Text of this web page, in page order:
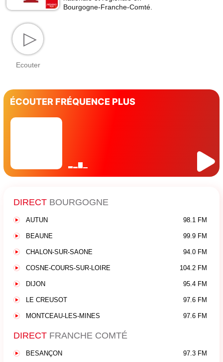
Bourgogne-Franche-Comté.
▷
Ecouter
ÉCOUTER FRÉQUENCE PLUS
DIRECT BOURGOGNE
AUTUN 98.1 FM
BEAUNE 99.9 FM
CHALON-SUR-SAONE 94.0 FM
COSNE-COURS-SUR-LOIRE 104.2 FM
DIJON 95.4 FM
LE CREUSOT 97.6 FM
MONTCEAU-LES-MINES 97.6 FM
DIRECT FRANCHE COMTÉ
BESANÇON 97.3 FM